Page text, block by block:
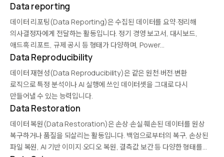
포함합니다. 대규모 엔터프라이즈 데이터와 AI 학습 파이프라인에서
수작업 개입을 줄이고 지속적 품질 관리를 가능하게 합니다.
Data reporting
데이터 리포팅(Data Reporting)은 수집된 데이터를 요약·정리해
의사결정자에게 전달하는 활동입니다. 정기 경영 보고서, 대시보드,
애드혹 리포트, 규제 공시 등 형태가 다양하며, Power
BI·Tableau·Looker 같은 도구가 사용됩니다. 품질 높은 리포팅은
정확성·적시성·맥락·행동 지향적 인사이트를 제공해 조직의 데이터
리터러시를 키웁니다.
Data Reproducibility
데이터 재현성(Data Reproducibility)은 같은 원천·버전·변환
로직으로 특정 분석이나 AI 실행에 쓰인 데이터셋을 그대로 다시
만들어낼 수 있는 능력입니다.
Data Restoration
데이터 복원(Data Restoration)은 손상·손실·훼손된 데이터를 원상
복구하거나 품질을 되살리는 활동입니다. 백업으로부터의 복구, 손상된
파일 복원, AI 기반 이미지·오디오 복원, 결측값 보간 등 다양한 형태를